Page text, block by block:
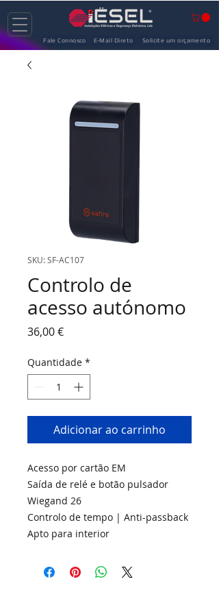
Fale Connosco E-Mail Direto Solicite um orçamento
SKU: SF-AC107
Controlo de
acesso autónomo
36,00 €Preço
Quantidade *
Adicionar ao carrinho
Acesso por cartão EM
Saída de relé e botão pulsador
Wiegand 26
Controlo de tempo | Anti-passback
Apto para interior